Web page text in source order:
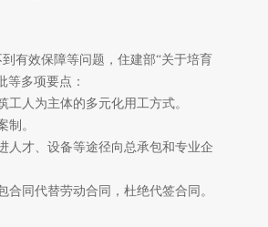
有效保障等问题，住建部“关于培育
等多项要点：
人为主体的多元化用工方式。
。
才、设备等途径向总承包和专业企
同代替劳动合同，杜绝代签合同。